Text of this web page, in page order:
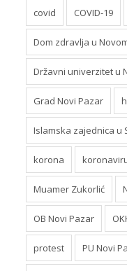
covid COVID-19
Dom zdravlja u
Državni univerzitet u
Grad Novi Pazar
Islamska zajednica u
korona
Muamer Zukorlić
OB Novi Pazar
protest PU Novi